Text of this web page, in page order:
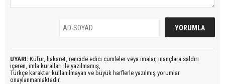
UYARI: Küfür, hakaret, rencide edici cümleler veya imalar, inançlara saldırı
içeren, imla kuralları ile yazılmamış,
Türkçe karakter kullanılmayan ve büyük harflerle yazılmış yorumlar
onaylanmamaktadır.